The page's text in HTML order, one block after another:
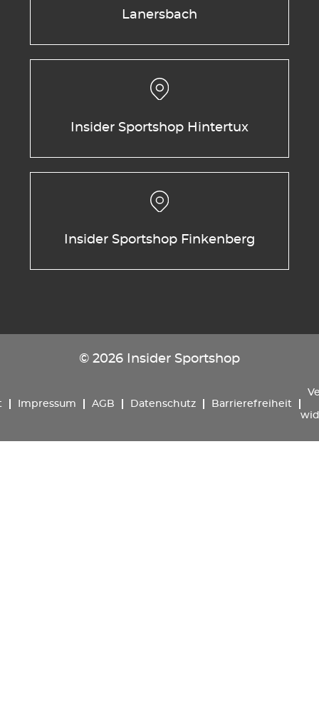
Lanersbach
Insider Sportshop Hintertux
Insider Sportshop Finkenberg
© 2026 Insider Sportshop
Impressum AGB Datenschutz Barrierefreiheit